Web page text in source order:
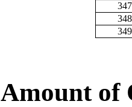
347
348
349
Amount of